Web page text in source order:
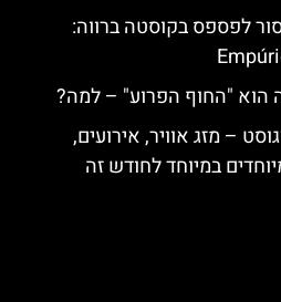
לפספס בקוסטה ברווה:
הוא "החוף הפרוע" – למה?
– מזג אוויר, אירועים,
במיוחד לחודש זה